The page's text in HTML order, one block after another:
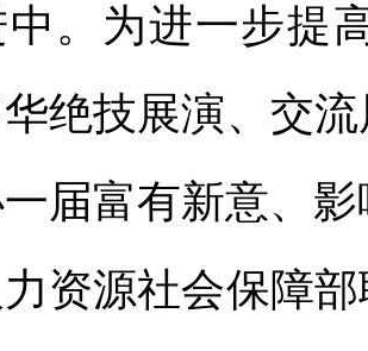
。为进一步提
绝技展演、交
届富有新意、
力资源社会保障